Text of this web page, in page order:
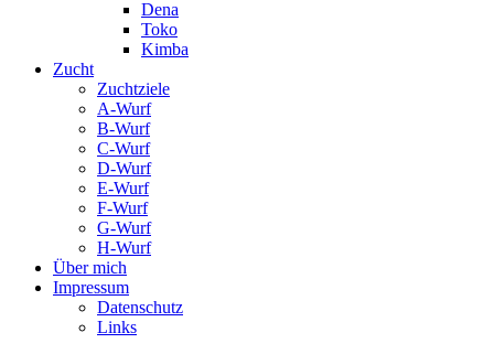
Dena
Toko
Kimba
Zucht
Zuchtziele
A-Wurf
B-Wurf
C-Wurf
D-Wurf
E-Wurf
F-Wurf
G-Wurf
H-Wurf
Über mich
Impressum
Datenschutz
Links